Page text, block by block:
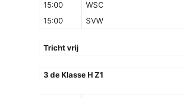
15:00
WSC
15:00
SVW
Tricht vrij
3 de Klasse H Z1